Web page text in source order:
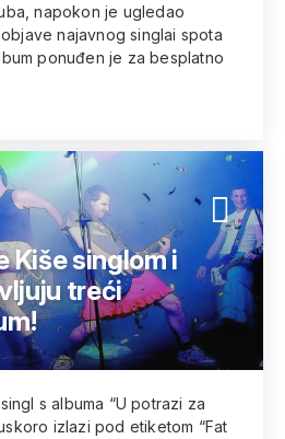
napokon je ugledao
najavnog singlai spota
ponuđen je za besplatno
Kiše singlom i
treći
s albuma “U potrazi za
izlazi pod etiketom “Fat